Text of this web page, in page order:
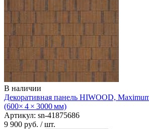
В наличии
Декоративная панель HIWOOD,
(600× 4 × 3000 мм)
Артикул: sn-41875686
9 900 руб. / шт.